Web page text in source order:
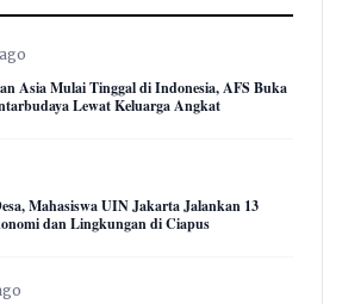
Asia Mulai Tinggal di Indonesia, AFS Buka
Lewat Keluarga Angkat
Mahasiswa UIN Jakarta Jalankan 13
dan Lingkungan di Ciapus